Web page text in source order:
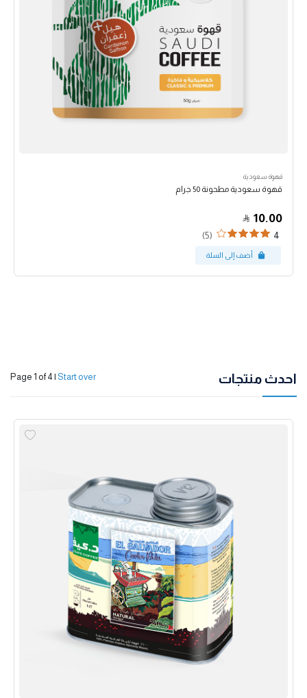
قهوة سعودية
قهوة سعودية مطحونة 50 جرام
10.00
4
(5)
احدث منتجات Page 1 of 4 | Start over